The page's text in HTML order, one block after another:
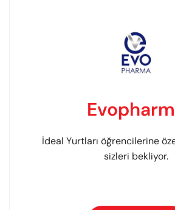
İdeal Yurtları öğrencilerine
sizleri bekliyor.